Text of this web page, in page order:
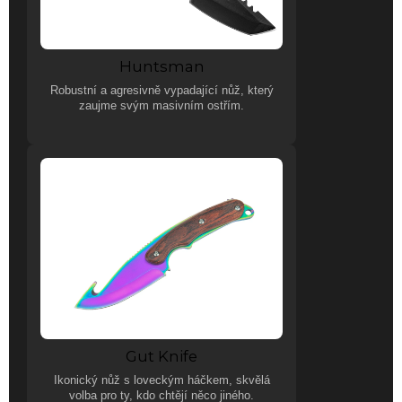
Huntsman
Robustní a agresivně vypadající nůž, který
zaujme svým masivním ostřím.
Gut Knife
Ikonický nůž s loveckým háčkem, skvělá
volba pro ty, kdo chtějí něco jiného.